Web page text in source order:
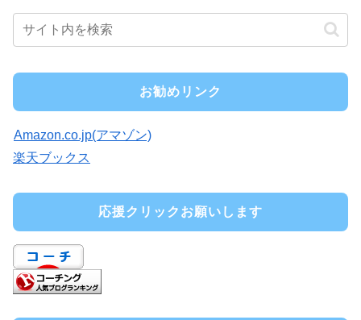
お勧めリンク
Amazon.co.jp(アマゾン)
楽天ブックス
応援クリックお願いします